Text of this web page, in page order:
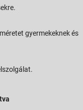
gyermekeknek és